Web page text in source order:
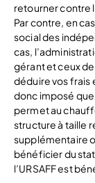
retourner contre
Par contre, en
social des
cas,
gérant et ceux
déduire vos frais
donc imposé que
permet au
structure à taille
supplémentaire
bénéficier du
l’URSAFF est